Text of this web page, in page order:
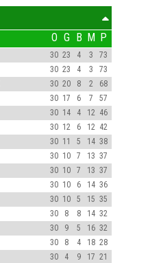
O G B M P
30 23 4 3
73
30 23 4 3
73
30 20 8 2
68
30 17 6 7
57
30 14 4 12 46
30 12 6 12 42
30 11 5 14 38
30 10 7 13 37
30 10 7 13 37
30 10 6 14 36
30 10 5 15 35
30 8 8 14 32
30 9 5 16 32
30 8 4 18 28
30 4 9 17 21